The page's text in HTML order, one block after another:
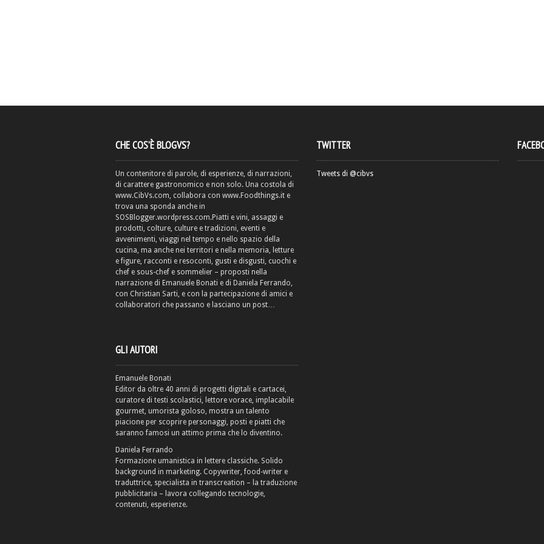
CHE COS’È BLOGVS?
Un contenitore di parole, di esperienze, di narrazioni,
di carattere gastronomico e non solo. Una costola di
www.CibVs.com, collabora con www.Foodthings.it e
trova una sponda anche in
SOSBlogger.wordpress.com.Piatti e vini, assaggi e
prodotti, colture, culture e tradizioni, eventi e
avvenimenti, viaggi nel tempo e nello spazio della
cucina, ma anche nei territori e nella memoria, letture
e figure, racconti e resoconti, gusti e disgusti, cuochi e
chef e sous-chef e sommelier – proposti nella
narrazione di Emanuele Bonati e di Daniela Ferrando,
con Christian Sarti, e con la partecipazione di amici e
collaboratori che passano e lasciano un post…
GLI AUTORI
Emanuele Bonati
Editor da oltre 40 anni di progetti digitali e cartacei,
curatore di testi scolastici, lettore vorace, implacabile
gourmet, umorista goloso, mostra un talento
piacione per scoprire personaggi, posti e piatti che
saranno famosi un attimo prima che lo diventino.
Daniela Ferrando
Formazione umanistica in lettere classiche. Solido
background in marketing. Copywriter, food-writer e
traduttrice, specialista in transcreation – la traduzione
pubblicitaria – lavora collegando tecnologie,
contenuti, esperienze.
TWITTER
Tweets di @cibvs